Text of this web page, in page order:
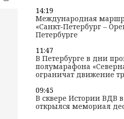
14:19
Международная
«Санкт‑Петербург –
Петербурге
11:47
В Петербурге в дни
полумарафона
ограничат движение
09:45
В сквере Истории ВДВ
открылся мемориал